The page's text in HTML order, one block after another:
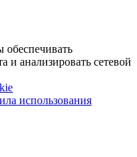
и анализировать сетевой
использования